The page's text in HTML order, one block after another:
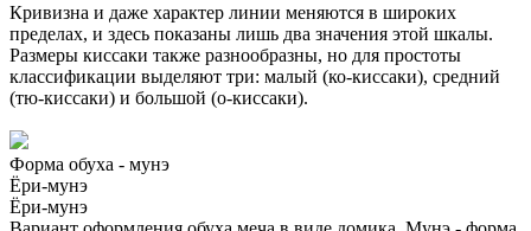
Кривизна и даже характер линии меняются в широких
пределах, и здесь показаны лишь два значения этой шкалы.
Размеры киссаки также разнообразны, но для простоты
классификации выделяют три: малый (ко-киссаки), средний
(тю-киссаки) и большой (о-киссаки).
Форма обуха - мунэ
Ёри-мунэ
Ёри-мунэ